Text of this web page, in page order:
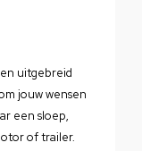
uitgebreid
jouw wensen
een sloep,
of trailer.